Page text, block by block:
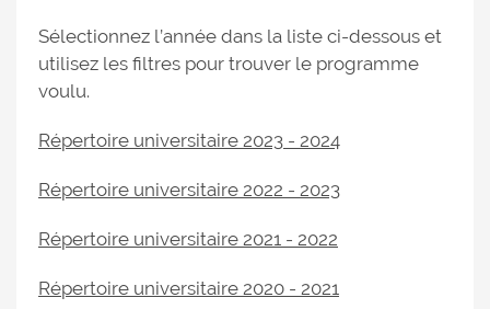
Sélectionnez l’année dans la liste ci-dessous et
utilisez les filtres pour trouver le programme
voulu.
Répertoire universitaire 2023 - 2024
Répertoire universitaire 2022 - 2023
Répertoire universitaire 2021 - 2022
Répertoire universitaire 2020 - 2021